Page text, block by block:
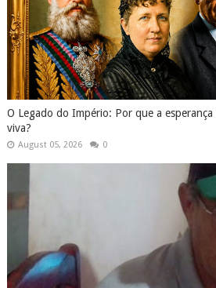
O Legado do Império: Por que a
viva?
August 05, 2026 0